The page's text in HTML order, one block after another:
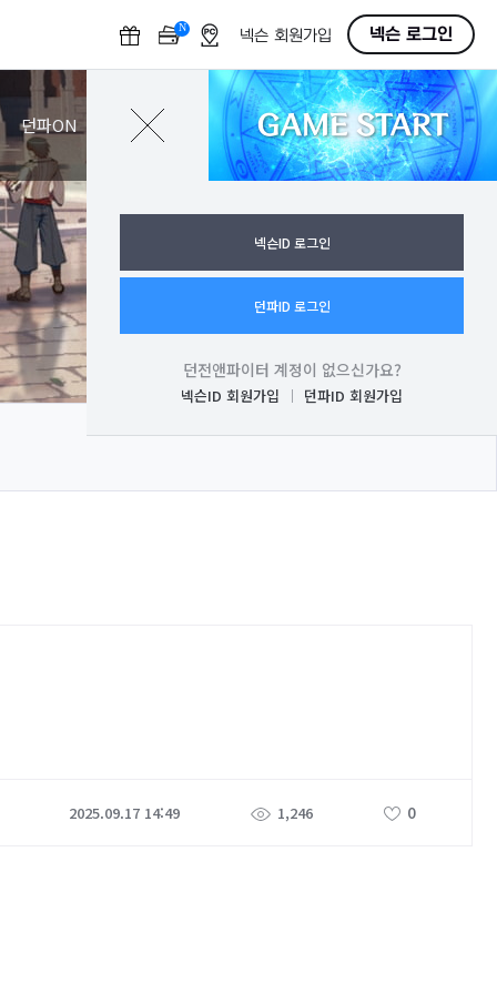
N
F
넥슨 회원가입 넥슨 로그인
던파ON GAME START
로그인
넥슨ID 로그인
던파ID 로그인
던전앤파이터 계정이 없으신가요?
넥슨ID 회원가입 던파ID 회원가입
2025.09.17 14:49 1,246 0